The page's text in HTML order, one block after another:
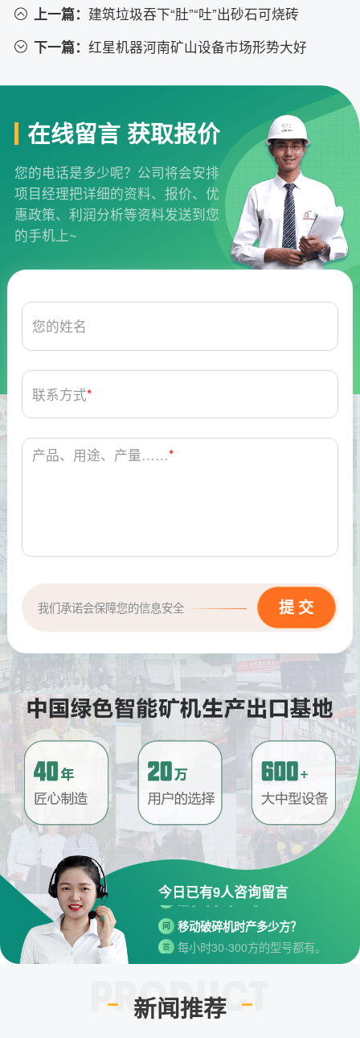
上一篇： 建筑垃圾吞下“肚”“吐”出砂石可烧砖
下一篇： 红星机器河南矿山设备市场形势大好
在线留言 获取报价
您的电话是多少呢？公司将会安排
项目经理把详细的资料、报价、优
惠政策、利润分析等资料发送到您
的手机上~
您的姓名
联系方式*
产品、用途、产量……*
我们承诺会保障您的信息安全
今日已有9人咨询留言
问 请问厂家地址在哪？
答
河南省郑州市高新技术开发区梧
桐街与红松路交叉口中国高端矿
机生产出口基地园区
制砂机最小的产量是多少？
答 最小每小时12吨
答 每小时30-300方的型号都有。
红星制砂机在环保上达标吗？
问 小型的制砂机类型有哪些？
新闻推荐